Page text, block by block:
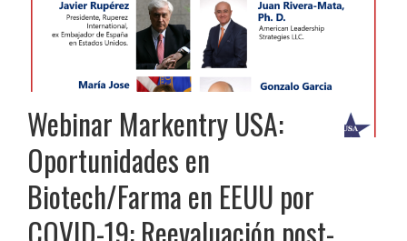
Webinar Markentry USA:
Oportunidades en
Biotech/Farma en EEUU por